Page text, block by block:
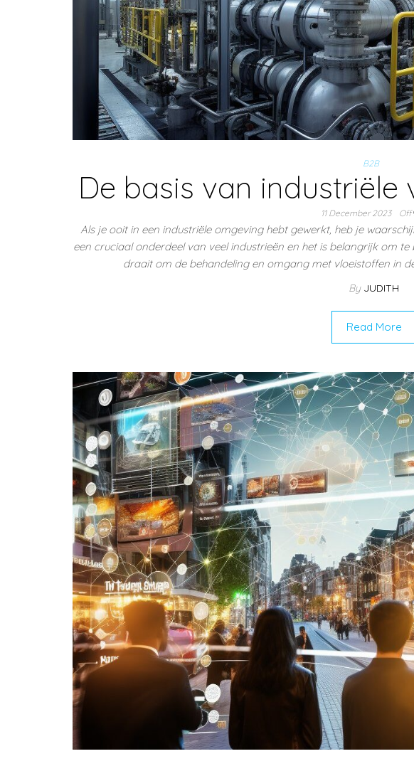
B2B
De basis van
11 December 2023 Off
Als je ooit in een industriële omgeving hebt gewerkt, heb je
een cruciaal onderdeel van veel industrieën en het is belangrijk om
draait om de behandeling en omgang met vloeistoffen in
By JUDITH
Read More